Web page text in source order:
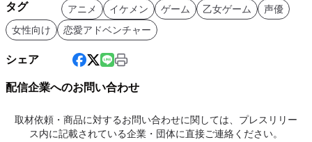
タグ アニメ イケメン ゲーム 乙女ゲーム
声優
女性向け
恋愛アドベンチャー
シェア
配信企業へのお問い合わせ
取材依頼・商品に対するお問い合わせに関しては、プレスリリー
ス内に記載されている企業・団体に直接ご連絡ください。